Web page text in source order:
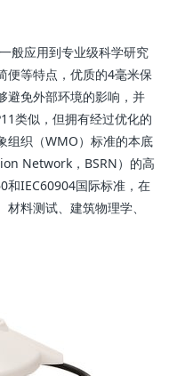
般应用到专业级科学研究
便等特点，优质的4毫米保
避免外部环境的影响，并
类似，但拥有经过优化的
组织（WMO）标准的本底
Network，BSRN）的高
和IEC60904国际标准，在
料测试、建筑物理学、